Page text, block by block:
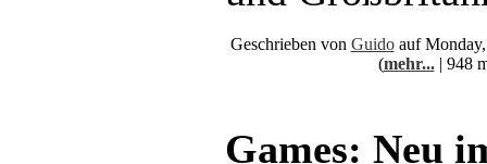
Geschrieben von Guidoauf Monday,
(mehr...| 948
Games: Neu